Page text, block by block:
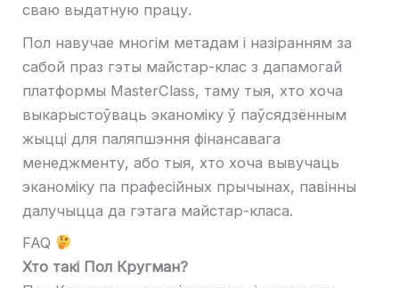
сваю выдатную працу.
Пол навучае многім метадам і назіранням за
сабой праз гэты майстар-клас з дапамогай
платформы MasterClass, таму тыя, хто хоча
выкарыстоўваць эканоміку ў паўсядзённым
жыцці для паляпшэння фінансавага
менеджменту, або тыя, хто хоча вывучаць
эканоміку па прафесійных прычынах, павінны
далучыцца да гэтага майстар-класа.
FAQ
Хто такі Пол Кругман?